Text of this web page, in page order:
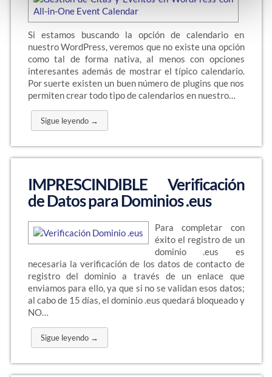
Si estamos buscando la opción de calendario en
nuestro WordPress, veremos que no existe una opción
como tal de forma nativa, al menos con opciones
interesantes además de mostrar el típico calendario.
Por suerte existen un buen número de plugins que nos
permiten crear todo tipo de calendarios en nuestro…
Sigue leyendo →
IMPRESCINDIBLE Verificación
de Datos para Dominios .eus
Para completar con
éxito el registro de un
dominio .eus es
necesaria la verificación de los datos de contacto de
registro del dominio a través de un enlace que
enviamos para ello, ya que si no se validan esos datos;
al cabo de 15 días, el dominio .eus quedará bloqueado y
NO…
Sigue leyendo →